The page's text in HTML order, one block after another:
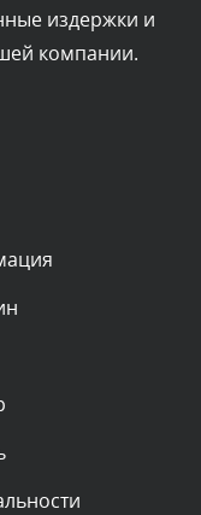
Сегодня, в 10:06
проверки
проверки
издержки и
компании.